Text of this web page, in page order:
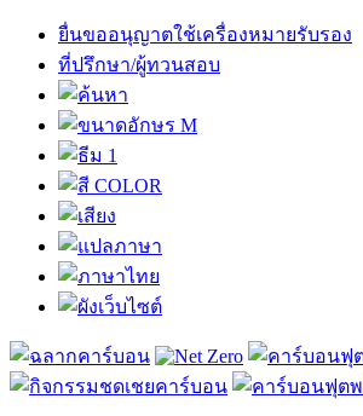
ยื่นขออนุญาตใช้เครื่องหมายรับรอง
ที่ปรึกษา/ผู้ทวนสอบ